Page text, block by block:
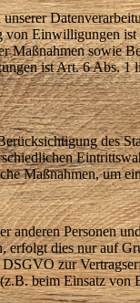
Einwilligungen
Maßnahmen sowie
ist Art. 6 Abs.
des
Maßnahmen, um
anderen Personen
dies nur auf
zur
beim Einsatz von